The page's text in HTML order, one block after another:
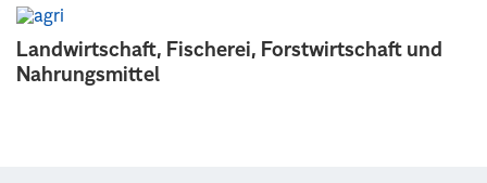
Landwirtschaft, Fischerei, Forstwirtschaft und
Nahrungsmittel